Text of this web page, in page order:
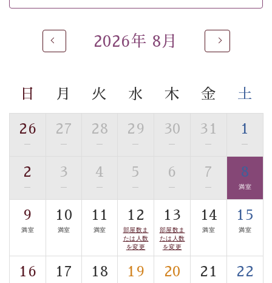
■お座敷風呂（大浴場）
用。 足元が柔らかく、そして滑りにくい畳のお風呂で
ご了承のほどお願いいたします。
■貸切温泉風呂 （40分2000円）
眺望はございませんが、源泉掛け流しの温泉の質を楽し
む貸切温泉風呂です。ゆったりといやされるプライベー
トな空間をお愉しみください。
【旅】
■諏訪大社4社を巡る無料参拝バス
豊富な知識を持ったドライバー兼ガイドが諏訪大社をご
事前ご予約制ですので、ご利用ご希望の方
は【3日前まで】にお電話ください。
※交通規制などにより運行できない日がございます
2026年 8月
日 月 火 水 木 金 土
26
—
27
—
28
—
29
—
30
—
31
—
1
—
2
—
3
—
4
—
5
—
6
—
7
—
8
満室
9
満室
10
満室
11
満室
12
部屋数ま
たは人数
を変更
13
部屋数ま
たは人数
を変更
14
満室
15
満室
16 17 18 19 20 21 22